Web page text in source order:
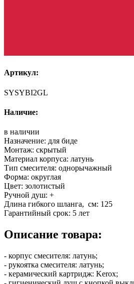
Артикул:
SYSYBI2GL
Наличие:
в наличии
Назначение: для биде
Монтаж: скрытый
Материал корпуса: латунь
Тип смесителя: однорычажный
Форма: округлая
Цвет: золотистый
Ручной душ: +
Длина гибкого шланга, см: 125
Гарантийный срок: 5 лет
Описание товара:
- корпус смесителя: латунь;
- рукоятка смесителя: латунь;
- керамический картридж: Kerox;